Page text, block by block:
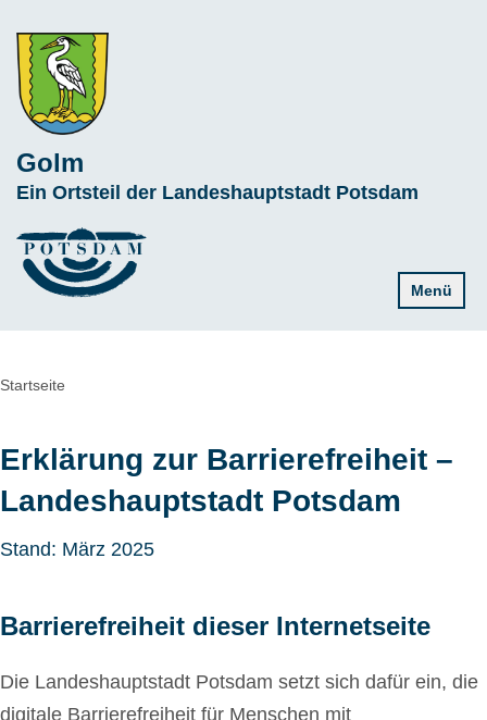
zum
Inhalt
Golm
Subline
Ein Ortsteil der Landeshauptstadt Potsdam
Menü
Pfadnavigation
Startseite
Erklärung zur Barrierefreiheit –
Landeshauptstadt Potsdam
Stand: März 2025
Barrierefreiheit dieser Internetseite
Die Landeshauptstadt Potsdam setzt sich dafür ein, die
digitale Barrierefreiheit für Menschen mit